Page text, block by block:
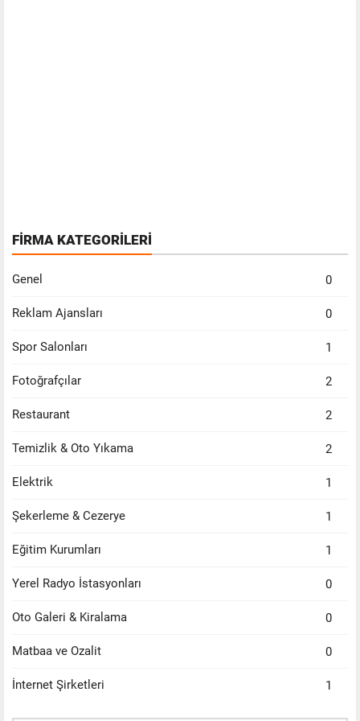
FİRMA KATEGORİLERİ
Genel 0
Reklam Ajansları 0
Spor Salonları 1
Fotoğrafçılar 2
Restaurant 2
Temizlik & Oto Yıkama 2
Elektrik 1
Şekerleme & Cezerye 1
Eğitim Kurumları 1
Yerel Radyo İstasyonları 0
Oto Galeri & Kiralama 0
Matbaa ve Ozalit 0
İnternet Şirketleri 1